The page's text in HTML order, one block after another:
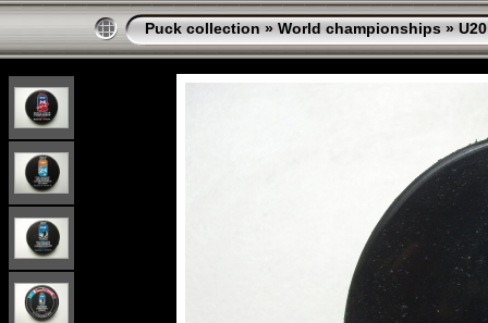
Puck collection » World championships » U20